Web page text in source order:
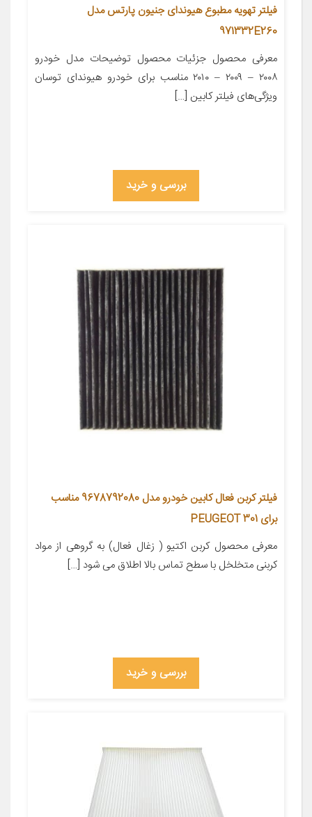
فیلتر تهویه مطبوع هیوندای جنیون پارتس مدل
971332E260
معرفی محصول جزئیات محصول توضیحات مدل خودرو
۲۰۰۸ – ۲۰۰۹ – ۲۰۱۰ مناسب برای خودرو هیوندای توسان
ویژگی‌های فیلتر کابین […]
بررسی و خرید
فیلتر کربن فعال کابین خودرو مدل 9678792080 مناسب
برای PEUGEOT 301
معرفی محصول کربن اکتیو ( زغال فعال) به گروهی از مواد
کربنی متخلخل با سطح تماس بالا اطلاق می شود […]
بررسی و خرید